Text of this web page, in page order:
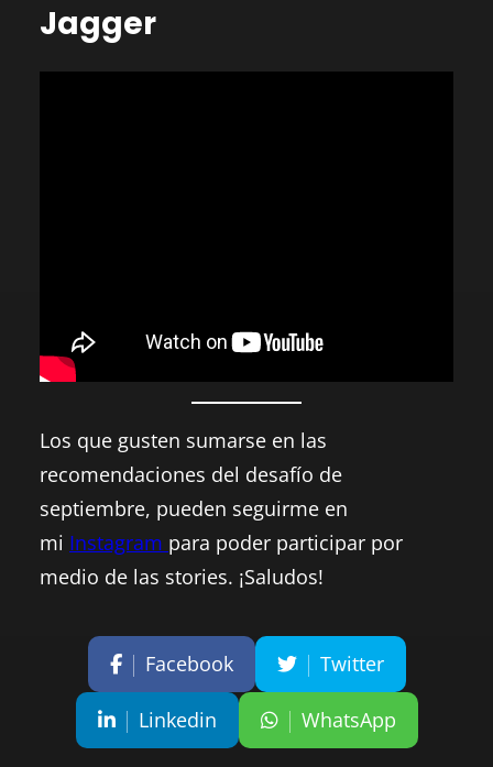
Jagger
Los que gusten sumarse en las
recomendaciones del desafío de
septiembre, pueden seguirme en
mi Instagram para poder participar por
medio de las stories. ¡Saludos!
Facebook Twitter
Linkedin WhatsApp